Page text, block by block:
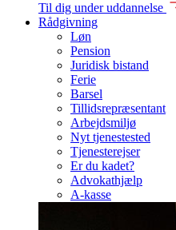
Til dig under uddannelse
Rådgivning
Løn
Pension
Juridisk bistand
Ferie
Barsel
Tillidsrepræsentant
Arbejdsmiljø
Nyt tjenestested
Tjenesterejser
Er du kadet?
Advokathjælp
A-kasse